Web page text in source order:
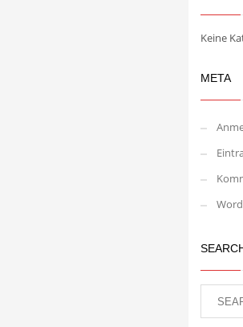
Keine
META